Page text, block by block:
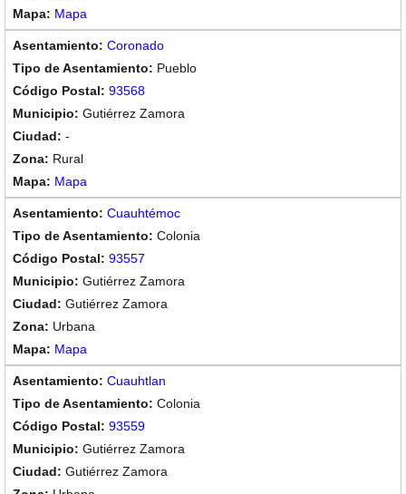
Mapa
Coronado
Pueblo
93568
Gutiérrez Zamora
-
Rural
Mapa
Cuauhtémoc
Colonia
93557
Gutiérrez Zamora
Gutiérrez Zamora
Urbana
Mapa
Cuauhtlan
Colonia
93559
Gutiérrez Zamora
Gutiérrez Zamora